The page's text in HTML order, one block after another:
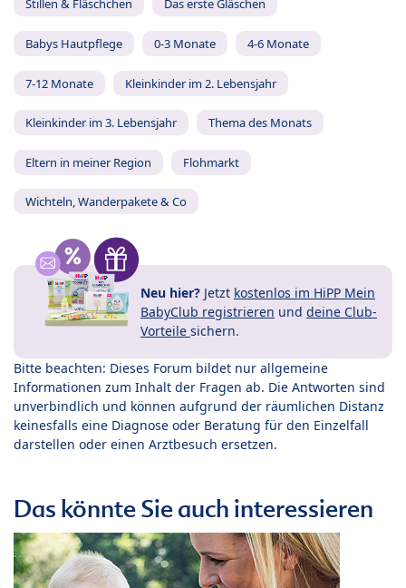
Stillen & Fläschchen Das erste Gläschen
Babys Hautpflege 0-3 Monate 4-6 Monate
7-12 Monate Kleinkinder im 2. Lebensjahr
Kleinkinder im 3. Lebensjahr Thema des Monats
Eltern in meiner Region Flohmarkt
Wichteln, Wanderpakete & Co
Neu hier? Jetzt kostenlos im HiPP Mein
BabyClub registrieren und deine Club-
Vorteile sichern.
Bitte beachten: Dieses Forum bildet nur allgemeine
Informationen zum Inhalt der Fragen ab. Die Antworten sind
unverbindlich und können aufgrund der räumlichen Distanz
keinesfalls eine Diagnose oder Beratung für den Einzelfall
darstellen oder einen Arztbesuch ersetzen.
Das könnte Sie auch interessieren